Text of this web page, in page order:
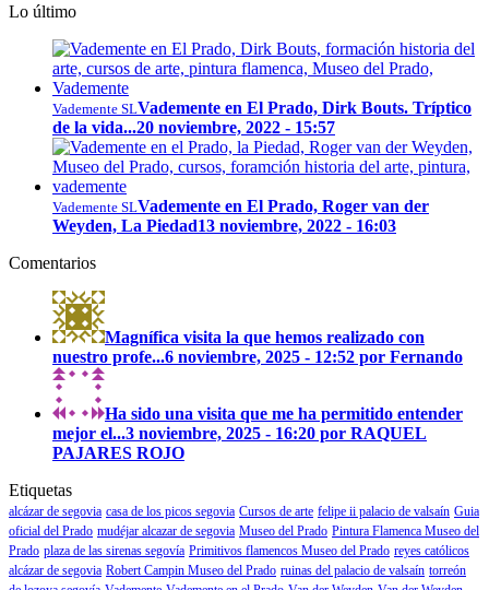
Lo último
Vademente SLVademente en El Prado, Dirk Bouts. Tríptico
de la vida...20 noviembre, 2022 - 15:57
Vademente SLVademente en El Prado, Roger van der
Weyden, La Piedad13 noviembre, 2022 - 16:03
Comentarios
Magnífica visita la que hemos realizado con
nuestro profe...6 noviembre, 2025 - 12:52 por Fernando
Ha sido una visita que me ha permitido entender
mejor el...3 noviembre, 2025 - 16:20 por RAQUEL
PAJARES ROJO
Etiquetas
alcázar de segovia casa de los picos segovia Cursos de arte felipe ii palacio de valsaín Guia
oficial del Prado mudéjar alcazar de segovia Museo del Prado Pintura Flamenca Museo del
Prado plaza de las sirenas segovía Primitivos flamencos Museo del Prado reyes católicos
alcázar de segovia Robert Campin Museo del Prado ruinas del palacio de valsaín torreón